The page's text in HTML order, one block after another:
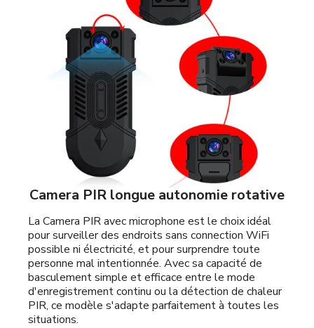
Camera PIR longue autonomie rotative
La Camera PIR avec microphone est le choix idéal
pour surveiller des endroits sans connection WiFi
possible ni électricité, et pour surprendre toute
personne mal intentionnée. Avec sa capacité de
basculement simple et efficace entre le mode
d'enregistrement continu ou la détection de chaleur
PIR, ce modèle s'adapte parfaitement à toutes les
situations.